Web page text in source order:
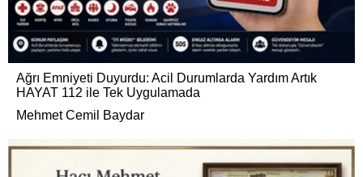
Ağrı Emniyeti Duyurdu: Acil Durumlarda Yardım Artık
HAYAT 112 ile Tek Uygulamada
Mehmet Cemil Baydar